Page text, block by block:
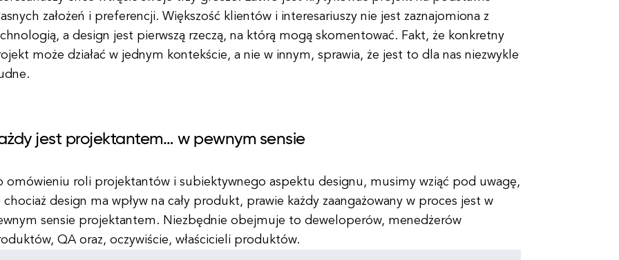
założeń i preferencji. Większość klientów i interesariuszy nie jest zaznajomiona z
a design jest pierwszą rzeczą, na którą mogą skomentować. Fakt, że konkretny
może działać w jednym kontekście, a nie w innym, sprawia, że jest to dla nas niezwykle
jest projektantem… w pewnym sensie
omówieniu roli projektantów i subiektywnego aspektu designu, musimy wziąć pod uwagę,
chociaż design ma wpływ na cały produkt, prawie każdy zaangażowany w proces jest w
sensie projektantem. Niezbędnie obejmuje to deweloperów, menedżerów
QA oraz, oczywiście, właścicieli produktów.